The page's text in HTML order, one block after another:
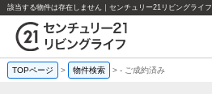
該当する物件は存在しません｜センチュリー21リビングライフ
TOPページ > 物件検索 >- ご成約済み